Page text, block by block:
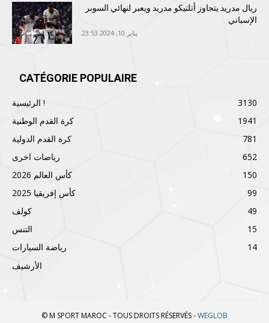
ريال مدريد يتجاوز أتلتيكو مدريد ويعبر لنهائي السوبر
الإسباني
يناير 10, 2024 23:53
CATÉGORIE POPULAIRE
الرئيسية !
3130
كرة القدم الوطنية
1941
كرة القدم الدولية
781
رياضات اخرى
652
كأس العالم 2026
150
كأس إفريقيا 2025
99
كولف
49
التنس
15
رياضة السيارات
14
الأرشيف
© M SPORT MAROC - TOUS DROITS RÉSERVÉS -WEGLOB